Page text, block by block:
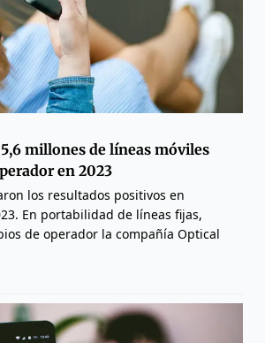
millones de líneas móviles
en 2023
los resultados positivos en
En portabilidad de líneas fijas,
de operador la compañía Optical